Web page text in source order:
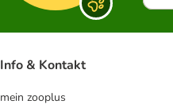
Info & Kontakt
mein zooplus